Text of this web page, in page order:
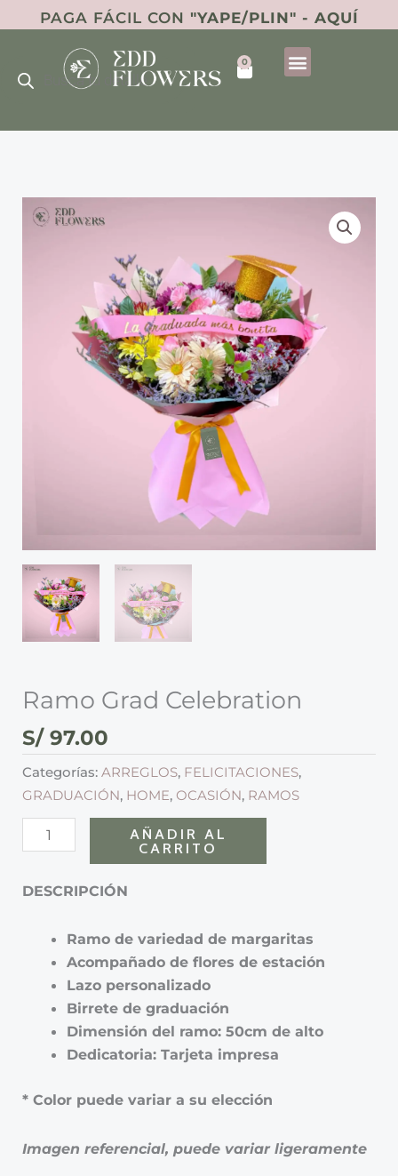
al
contenido
PAGA FÁCIL CON "YAPE/PLIN" - AQUÍ
0
Cart
Ramo Grad Celebration
S/97.00
Categorías:ARREGLOS, FELICITACIONES,
GRADUACIÓN, HOME, OCASIÓN, RAMOS
Ramo
Grad
AÑADIR AL
CARRITO
DESCRIPCIÓN
Ramo de variedad de margaritas
Acompañado de flores de estación
Lazo personalizado
Birrete de graduación
Dimensión del ramo: 50cm de alto
Dedicatoria: Tarjeta impresa
* Color puede variar a su elección
Imagen referencial, puede variar ligeramente